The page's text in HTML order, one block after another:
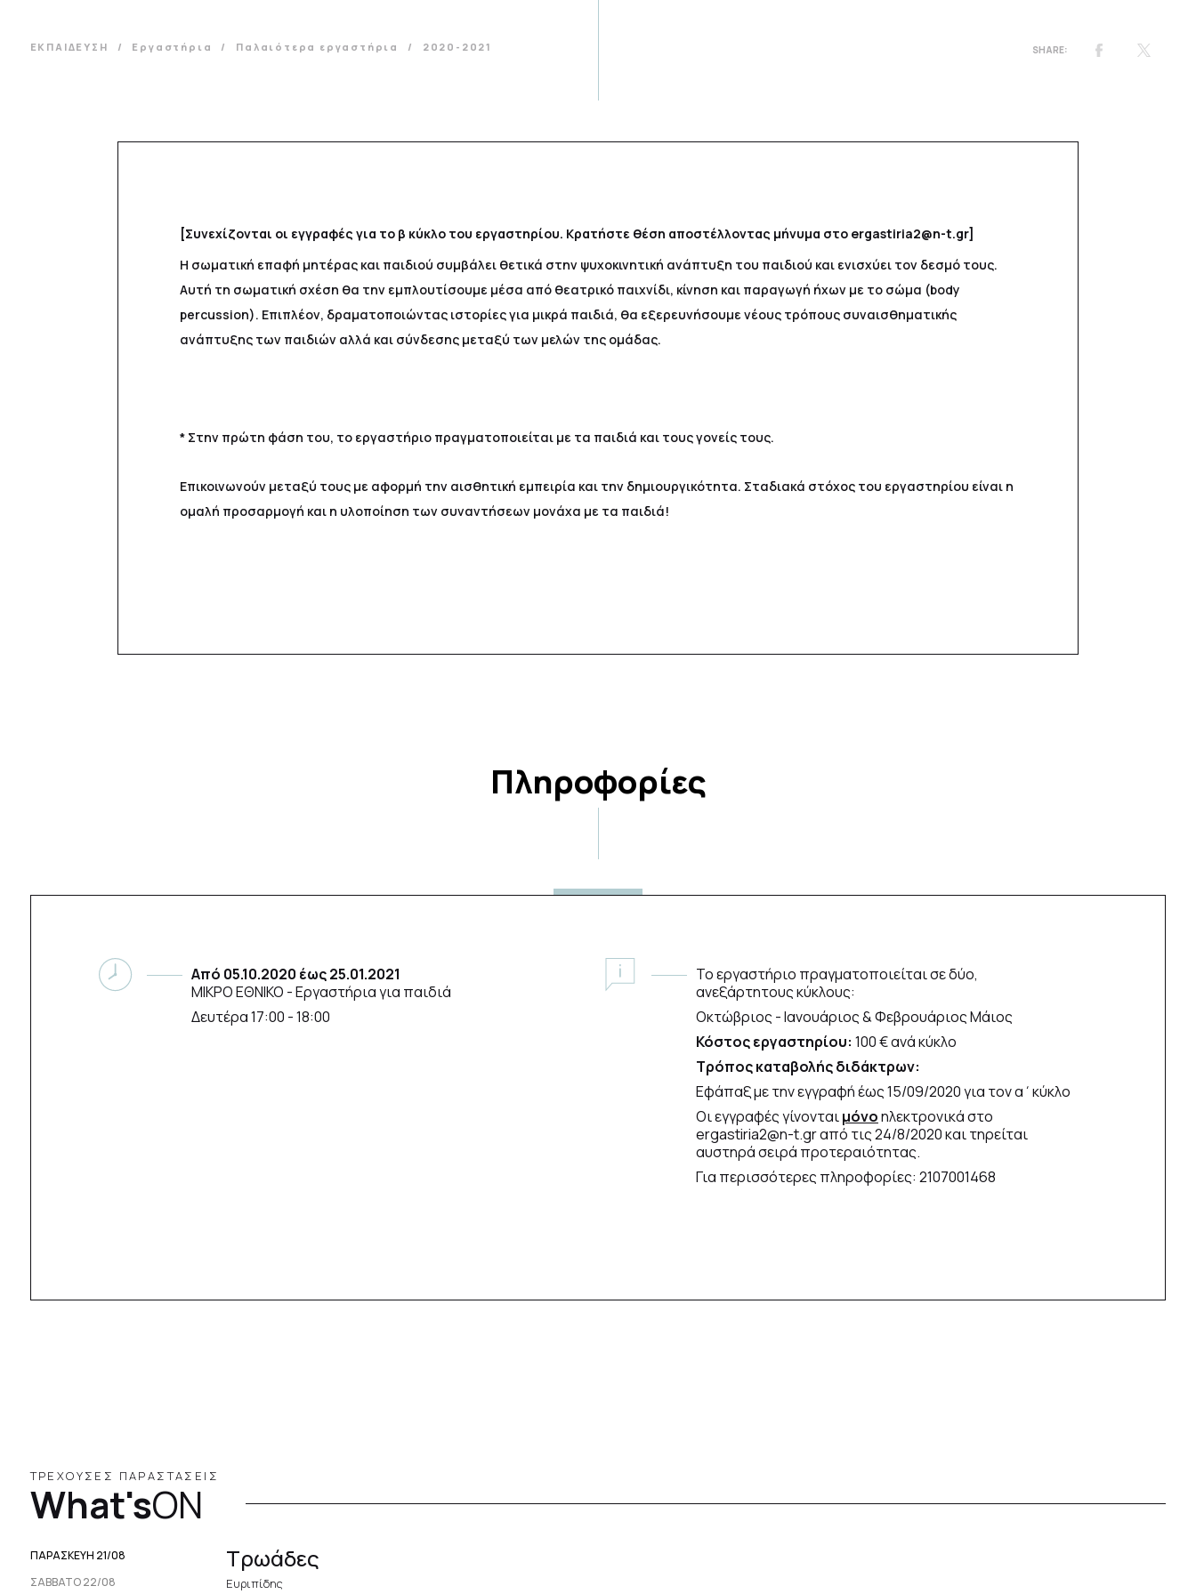
ΕΚΠΑΙΔΕΥΣΗ Εργαστήρια Παλαιότερα εργαστήρια 2020-2021
[Συνεχίζονται οι εγγραφές για το β κύκλο του εργαστηρίου. Κρατήστε θέση αποστέλλοντας μήνυμα στο ergastiria2@n-t.gr]
Η σωματική επαφή μητέρας και παιδιού συμβάλει θετικά στην ψυχοκινητική ανάπτυξη του παιδιού και ενισχύει τον δεσμό τους.
Αυτή τη σωματική σχέση θα την εμπλουτίσουμε μέσα από θεατρικό παιχνίδι, κίνηση και παραγωγή ήχων με το σώμα (body
percussion). Επιπλέον, δραματοποιώντας ιστορίες για μικρά παιδιά, θα εξερευνήσουμε νέους τρόπους συναισθηματικής
ανάπτυξης των παιδιών αλλά και σύνδεσης μεταξύ των μελών της ομάδας.
* Στην πρώτη φάση του, το εργαστήριο πραγματοποιείται με τα παιδιά και τους γονείς τους.
Επικοινωνούν μεταξύ τους με αφορμή την αισθητική εμπειρία και την δημιουργικότητα. Σταδιακά στόχος του εργαστηρίου είναι η
ομαλή προσαρμογή και η υλοποίηση των συναντήσεων μονάχα με τα παιδιά!
Πληροφορίες
Από 05.10.2020 έως25.01.2021
ΜΙΚΡΟ ΕΘΝΙΚΟ - Εργαστήρια για παιδιά
Δευτέρα 17:00 - 18:00
Το εργαστήριο πραγματοποιείται σε δύο,
ανεξάρτητους κύκλους:
Οκτώβριος - Ιανουάριος & Φεβρουάριος Μάιος
Κόστος εργαστηρίου: 100 € ανά κύκλο
Τρόπος καταβολής διδάκτρων:
Εφάπαξ με την εγγραφή έως 15/09/2020 για τον α΄κύκλο
Οι εγγραφές γίνονταιμόνοηλεκτρονικά στο
ergastiria2@n-t.gr από τις 24/8/2020 και τηρείται
αυστηρά σειρά προτεραιότητας.
Για περισσότερες πληροφορίες: 2107001468
ΤΡΕΧΟΥΣΕΣ ΠΑΡΑΣΤΑΣΕΙΣ
What'sON
ΠΑΡΑΣΚΕΥΉ 21/08
ΣΆΒΒΑΤΟ 22/08
Τρωάδες
Ευριπίδης